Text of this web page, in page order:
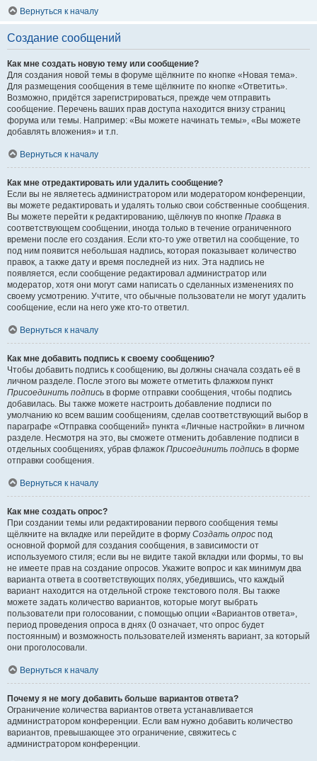
Вернуться к началу
Создание сообщений
Как мне создать новую тему или сообщение?
Для создания новой темы в форуме щёлкните по кнопке «Новая тема».
Для размещения сообщения в теме щёлкните по кнопке «Ответить».
Возможно, придётся зарегистрироваться, прежде чем отправить
сообщение. Перечень ваших прав доступа находится внизу страниц
форума или темы. Например: «Вы можете начинать темы», «Вы можете
добавлять вложения» и т.п.
Вернуться к началу
Как мне отредактировать или удалить сообщение?
Если вы не являетесь администратором или модератором конференции,
вы можете редактировать и удалять только свои собственные сообщения.
Вы можете перейти к редактированию, щёлкнув по кнопке Правка в
соответствующем сообщении, иногда только в течение ограниченного
времени после его создания. Если кто-то уже ответил на сообщение, то
под ним появится небольшая надпись, которая показывает количество
правок, а также дату и время последней из них. Эта надпись не
появляется, если сообщение редактировал администратор или
модератор, хотя они могут сами написать о сделанных изменениях по
своему усмотрению. Учтите, что обычные пользователи не могут удалить
сообщение, если на него уже кто-то ответил.
Вернуться к началу
Как мне добавить подпись к своему сообщению?
Чтобы добавить подпись к сообщению, вы должны сначала создать её в
личном разделе. После этого вы можете отметить флажком пункт
Присоединить подпись в форме отправки сообщения, чтобы подпись
добавилась. Вы также можете настроить добавление подписи по
умолчанию ко всем вашим сообщениям, сделав соответствующий выбор в
параграфе «Отправка сообщений» пункта «Личные настройки» в личном
разделе. Несмотря на это, вы сможете отменить добавление подписи в
отдельных сообщениях, убрав флажок Присоединить подпись в форме
отправки сообщения.
Вернуться к началу
Как мне создать опрос?
При создании темы или редактировании первого сообщения темы
щёлкните на вкладке или перейдите в форму Создать опрос под
основной формой для создания сообщения, в зависимости от
используемого стиля; если вы не видите такой вкладки или формы, то вы
не имеете прав на создание опросов. Укажите вопрос и как минимум два
варианта ответа в соответствующих полях, убедившись, что каждый
вариант находится на отдельной строке текстового поля. Вы также
можете задать количество вариантов, которые могут выбрать
пользователи при голосовании, с помощью опции «Вариантов ответа»,
период проведения опроса в днях (0 означает, что опрос будет
постоянным) и возможность пользователей изменять вариант, за который
они проголосовали.
Вернуться к началу
Почему я не могу добавить больше вариантов ответа?
Ограничение количества вариантов ответа устанавливается
администратором конференции. Если вам нужно добавить количество
вариантов, превышающее это ограничение, свяжитесь с
администратором конференции.